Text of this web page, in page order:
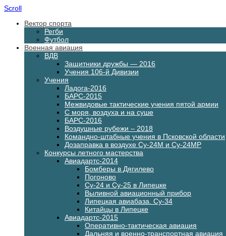
Scroll
Вектор спорта
Регби
Футбол
Военная авиация
ВДВ
Защитники дружбы — 2016
Учения 106-й Дивизии
Учения
Ладога-2016
БАРС-2015
Межвидовые тактические учения пятой армии
С моря, воздуха и на суше
БАРС-2016
Воздушные рубежи – 2018
Командно-штабные учения в Псковской области
Дозаправка в воздухе Су-24М и Су-24МР
Конкурсы летного мастерства
Авиадартс-2014
Бомберы в Дягилево
Погоново
Су-24 и Су-25 в Липецке
Выливной авиационный прибор
Липецкая авиабаза. Су-34
Китайцы в Липецке
Авиадартс-2015
Оперативно-тактическая авиация
Дальняя и военно-транспортная авиация